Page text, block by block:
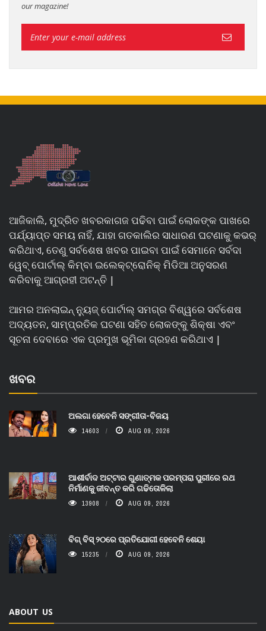
our magazine!
ଆଜିକାଲି, ମୁଦ୍ରିତ ଖବରକାଗଜ ପଢିବା ପାଇଁ ଲୋକଙ୍କ ପାଖରେ
ପର୍ଯ୍ୟାପ୍ତ ସମୟ ନାହିଁ, ଯାହା ଗତକାଲିର ସାଧାରଣ ଘଟଣାକୁ କଭର୍
କରିଥାଏ, ତେଣୁ ସର୍ବଶେଷ ଖବର ପାଇବା ପାଇଁ ସେମାନେ ସର୍ବଦା
ୱେବ୍ ପୋର୍ଟାଲ୍ କିମ୍ବା ଇଲେକ୍ଟ୍ରୋନିକ୍ ମିଡିଆ ଅନୁସରଣ
କରିବାକୁ ଆଗ୍ରହୀ ଅଟନ୍ତି |
ଆମର ଅନଲାଇନ୍ ନ୍ୟୁଜ୍ ପୋର୍ଟାଲ୍ ସମଗ୍ର ବିଶ୍ୱରେ ସର୍ବଶେଷ
ଅଦ୍ୟତନ, ସାମ୍ପ୍ରତିକ ଘଟଣା ସହିତ ଲୋକଙ୍କୁ ଶିକ୍ଷା ଏବଂ
ସୂଚନା ଦେବାରେ ଏକ ପ୍ରମୁଖ ଭୂମିକା ଗ୍ରହଣ କରିଥାଏ |
ଖବର
ଅଲଗା ହେବେନି ସଙ୍ଗୀତା-ବିଜୟ
14603 AUG 09, 2026
ଆଶୀର୍ବାଦ ଅଟ୍ଟାର ଗୁଣାତ୍ମକ ପରମ୍ପରା ପୁରୀରେ ରଥ
ନିର୍ମାଣକୁ ଜୀବନ୍ତ କରି ଗଢିତୋଳିଲା
13908 AUG 09, 2026
ବିଗ୍ ବିସ୍ ୨୦ରେ ପ୍ରତିଯୋଗୀ ହେବେନି ଶେୟା
15235 AUG 09, 2026
ABOUT US